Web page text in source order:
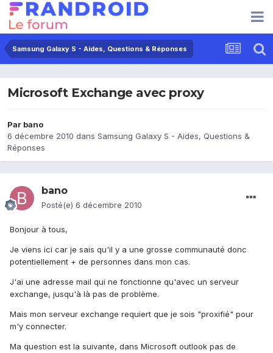
Samsung Galaxy S - Aides, Questions & Réponses
Microsoft Exchange avec proxy
Par bano
6 décembre 2010 dans Samsung Galaxy S - Aides, Questions &
Réponses
bano
Posté(e) 6 décembre 2010
Bonjour à tous,
Je viens ici car je sais qu'il y a une grosse communauté donc
potentiellement + de personnes dans mon cas.
J'ai une adresse mail qui ne fonctionne qu'avec un serveur
exchange, jusqu'à là pas de problème.
Mais mon serveur exchange requiert que je sois "proxifié" pour
m'y connecter.
Ma question est la suivante, dans Microsoft outlook pas de